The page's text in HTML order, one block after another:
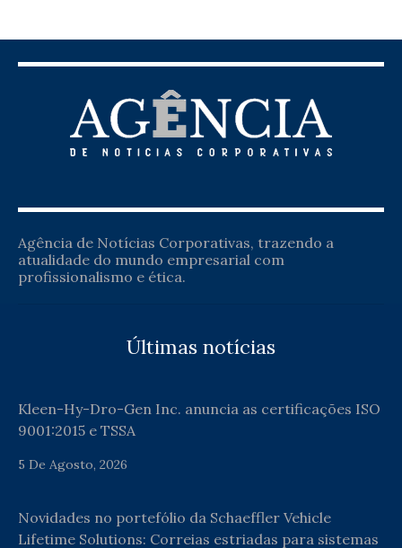
Agência de Notícias Corporativas, trazendo a
atualidade do mundo empresarial com
profissionalismo e ética.
Últimas notícias
Kleen-Hy-Dro-Gen Inc. anuncia as certificações ISO
9001:2015 e TSSA
5 De Agosto, 2026
Novidades no portefólio da Schaeffler Vehicle
Lifetime Solutions: Correias estriadas para sistemas